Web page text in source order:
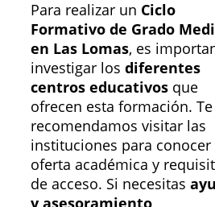
Para realizar un Ciclo
Formativo de Grado
en Las Lomas, es
investigar los diferentes
centros educativos que
ofrecen esta formación. Te
recomendamos visitar las
instituciones para conocer
oferta académica y
de acceso. Si necesitas
y asesoramiento